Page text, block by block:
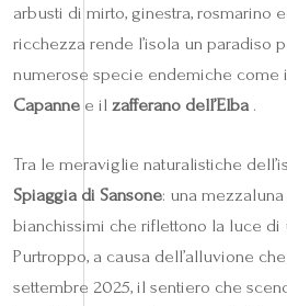
arbusti di mirto, ginestra, rosmarino
ricchezza rende l’isola un paradiso
numerose specie endemiche come
Capanne e il zafferano dell’Elba.
Tra le meraviglie naturalistiche
Spiaggia di Sansone: una
bianchissimi che riflettono la luce di
Purtroppo, a causa dell’alluvione
settembre 2025, il sentiero che